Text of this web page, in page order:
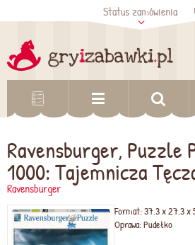
Sprawdź status
zamówienia
Status zamówienia
Ravensburger, Puzzle
1000: Tajemnicza
Ravensburger
Format:37.3 x 27.3 x
Oprawa:Pudełko